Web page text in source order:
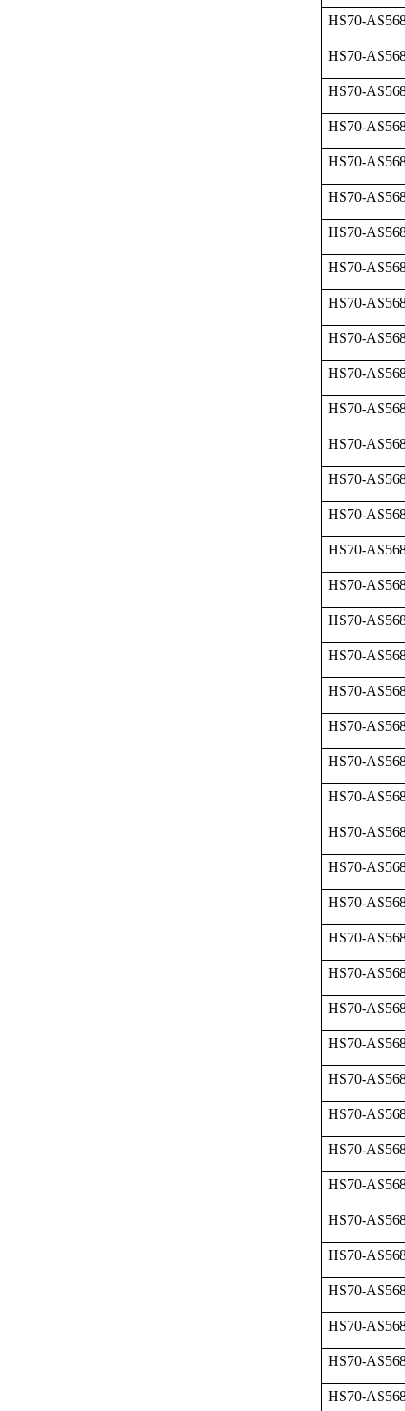
HS70-
HS70-
HS70-
HS70-
HS70-
HS70-
HS70-
HS70-
HS70-
HS70-
HS70-
HS70-
HS70-
HS70-
HS70-
HS70-
HS70-
HS70-
HS70-
HS70-
HS70-
HS70-
HS70-
HS70-
HS70-
HS70-
HS70-
HS70-
HS70-
HS70-
HS70-
HS70-
HS70-
HS70-
HS70-
HS70-
HS70-
HS70-
HS70-
HS70-